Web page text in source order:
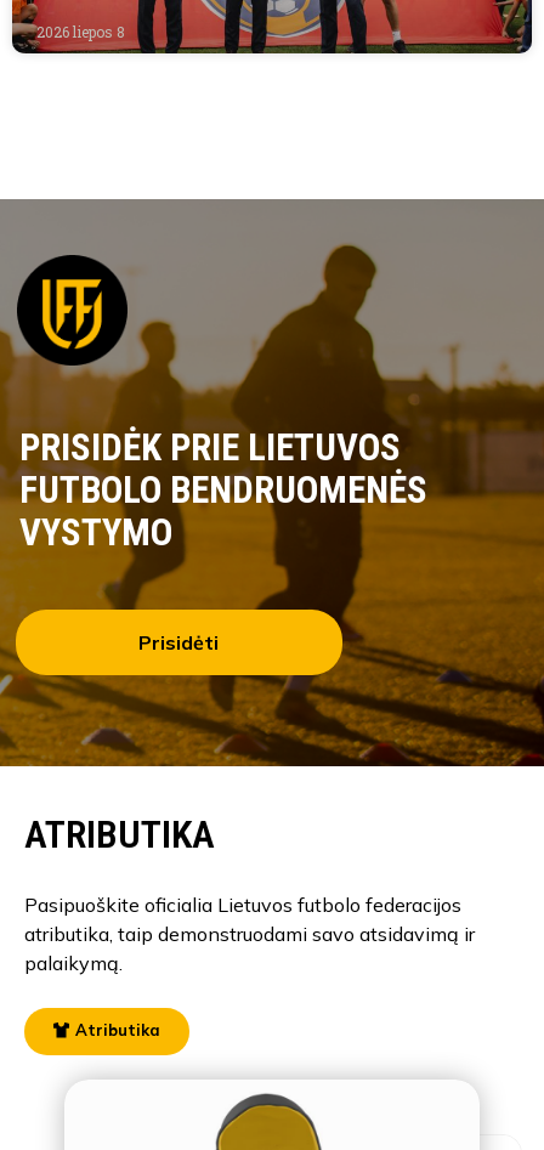
2026 liepos 8
PRISIDĖK PRIE LIETUVOS
FUTBOLO BENDRUOMENĖS
VYSTYMO
Prisidėti
ATRIBUTIKA
Pasipuoškite oficialia Lietuvos futbolo federacijos
atributika, taip demonstruodami savo atsidavimą ir
palaikymą.
Atributika